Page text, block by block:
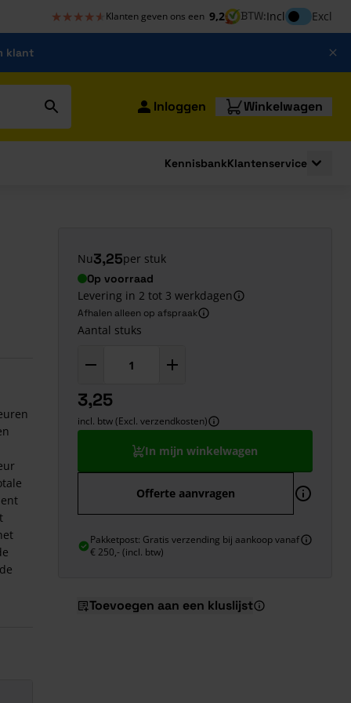
★★★★★
★★★★★ Klanten geven ons een 9,2 BTW:InclInclusief btw
Excl
klant
Inloggen Winkelwagen
KennisbankKlantenservice
Nu3,25per stuk
Op voorraad
Levering in 2 tot 3 werkdagen
Afhalen alleen op afspraak
Aantal stuks
3,25
incl. btw (Excl. verzendkosten)
In mijn winkelwagen
Offerte aanvragen
Pakketpost: Gratis verzending bij aankoop vanaf
€ 250,- (incl. btw)
Toevoegen aan een kluslijst